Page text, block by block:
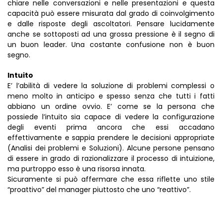
chiare nelle conversazioni e nelle presentazioni e questa
capacità può essere misurata dal grado di coinvolgimento
e dalle risposte degli ascoltatori. Pensare lucidamente
anche se sottoposti ad una grossa pressione è il segno di
un buon leader. Una costante confusione non è buon
segno.
Intuito
E’ l’abilità di vedere la soluzione di problemi complessi o
meno molto in anticipo e spesso senza che tutti i fatti
abbiano un ordine ovvio. E’ come se la persona che
possiede l’intuito sia capace di vedere la configurazione
degli eventi prima ancora che essi accadano
effettivamente e sappia prendere le decisioni appropriate
(Analisi dei problemi e Soluzioni). Alcune persone pensano
di essere in grado di razionalizzare il processo di intuizione,
ma purtroppo esso è una risorsa innata.
Sicuramente si può affermare che essa riflette uno stile
“proattivo” del manager piuttosto che uno “reattivo”.